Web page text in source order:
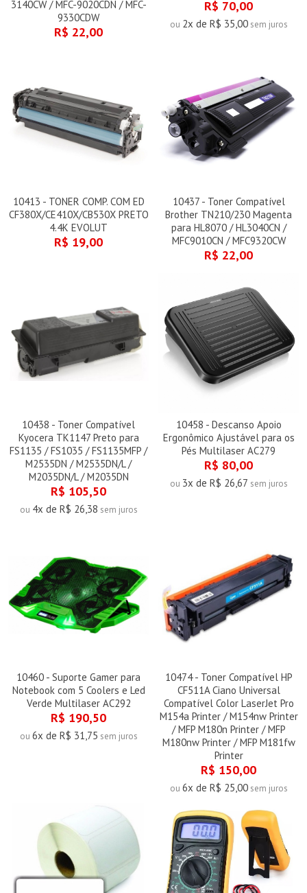
3140CW / MFC-9020CDN / MFC-
9330CDW
R$ 22,00
R$ 70,00
ou 2x de R$ 35,00sem juros
10413 - TONER COMP. COM ED
CF380X/CE410X/CB530X PRETO
4.4K EVOLUT
R$ 19,00
10437 - Toner Compatível
Brother TN210/230 Magenta
para HL8070 / HL3040CN /
MFC9010CN / MFC9320CW
R$ 22,00
10438 - Toner Compatível
Kyocera TK1147 Preto para
FS1135 / FS1035 / FS1135MFP /
M2535DN / M2535DN/L /
M2035DN/L / M2035DN
R$ 105,50
ou 4x de R$ 26,38 sem juros
10458 - Descanso Apoio
Ergonômico Ajustável para os
Pés Multilaser AC279
R$ 80,00
ou 3x de R$ 26,67 sem juros
10460 - Suporte Gamer para
Notebook com 5 Coolers e Led
Verde Multilaser AC292
R$ 190,50
ou 6x de R$ 31,75 sem juros
10474 - Toner Compatível HP
CF511A Ciano Universal
Compatível Color LaserJet Pro
M154a Printer / M154nw Printer
/ MFP M180n Printer / MFP
M180nw Printer / MFP M181fw
Printer
R$ 150,00
ou 6x de R$ 25,00sem juros